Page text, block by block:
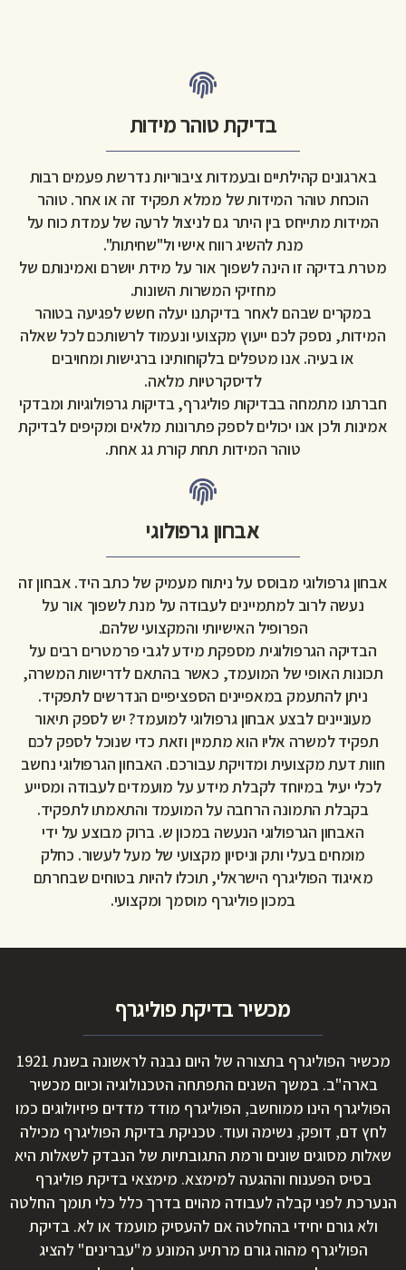
אבחון גרפולוגי
אבחון גרפולוגי מבוסס על ניתוח מעמיק של כתב היד. אבחון זה
נעשה לרוב למתמיינים לעבודה על מנת לשפוך אור על
הפרופיל האישיותי והמקצועי שלהם.
הבדיקה הגרפולוגית מספקת מידע לגבי פרמטרים רבים על
תכונות האופי של המועמד, כאשר בהתאם לדרישות המשרה,
ניתן להתעמק במאפיינים הספציפיים הנדרשים לתפקיד.
מעוניינים לבצע אבחון גרפולוגי למועמד? יש לספק תיאור
תפקיד למשרה אליו הוא מתמיין וזאת כדי שנוכל לספק לכם
חוות דעת מקצועית ומדויקת עבורכם. האבחון הגרפולוגי נחשב
לכלי יעיל במיוחד לקבלת מידע על מועמדים לעבודה ומסייע
בקבלת התמונה הרחבה על המועמד והתאמתו לתפקיד.
האבחון הגרפולוגי הנעשה במכון ש. ברוק מבוצע על ידי
מומחים בעלי ותק וניסיון מקצועי של מעל לעשור. כחלק
מאיגוד הפוליגרף הישראלי, תוכלו להיות בטוחים שבחרתם
במכון פוליגרף מוסמך ומקצועי.
בדיקת טוהר מידות
בארגונים קהילתיים ובעמדות ציבוריות נדרשת פעמים רבות
הוכחת טוהר המידות של ממלא תפקיד זה או אחר. טוהר
המידות מתייחס בין היתר גם לניצול לרעה של עמדת כוח על
מנת להשיג רווח אישי ול"שחיתות".
מטרת בדיקה זו הינה לשפוך אור על מידת יושרם ואמינותם של
מחזיקי המשרות השונות.
במקרים שבהם לאחר בדיקתנו יעלה חשש לפגיעה בטוהר
המידות, נספק לכם ייעוץ מקצועי ונעמוד לרשותכם לכל שאלה
או בעיה. אנו מטפלים בלקוחותינו ברגישות ומחויבים
לדיסקרטיות מלאה.
חברתנו מתמחה בבדיקות פוליגרף, בדיקות גרפולוגיות ומבדקי
אמינות ולכן אנו יכולים לספק פתרונות מלאים ומקיפים לבדיקת
טוהר המידות תחת קורת גג אחת.
מכשיר בדיקת פוליגרף
מכשיר הפוליגרף בתצורה של היום נבנה לראשונה בשנת 1921
בארה"ב. במשך השנים התפתחה הטכנולוגיה וכיום מכשיר
הפוליגרף הינו ממוחשב, הפוליגרף מודד מדדים פיזיולוגים כמו
לחץ דם, דופק, נשימה ועוד. טכניקת בדיקת הפוליגרף מכילה
שאלות מסוגים שונים ורמת התגובתיות של הנבדק לשאלות היא
בסיס הפענוח וההגעה למימצא. מימצאי בדיקת פוליגרף
הנערכת לפני קבלה לעבודה מהוים בדרך כלל כלי תומך החלטה
ולא גורם יחידי בהחלטה אם להעסיק מועמד או לא. בדיקת
הפוליגרף מהוה גורם מרתיע המונע מ"עברינים" להציג